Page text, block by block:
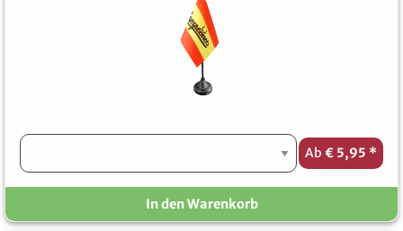
Ab € 5,95 *
In den Warenkorb